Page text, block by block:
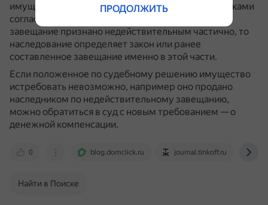
имущество будет распределено между наследниками
согласно установленной законом очереди.
завещание признано недействительным частично, то
наследование определяет закон или ранее
составленное завещание именно в этой части.
Если положенное по судебному решению имущество
истребовать невозможно, например оно продано
наследником по недействительному завещанию,
можно обратиться в суд с новым требованием — о
денежной компенсации.
0 blog.domclick.ru journal.tinkoff.ru
Найти в Поиске
ПРОДОЛЖИТЬ